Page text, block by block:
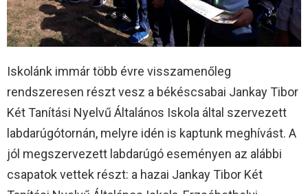
Iskolánk immár több évre visszamenőleg
rendszeresen részt vesz a békéscsabai Jankay Tibor
Két Tanítási Nyelvű Általános Iskola által szervezett
labdarúgótornán, melyre idén is kaptunk meghívást. A
jól megszervezett labdarúgó eseményen az alábbi
csapatok vettek részt: a hazai Jankay Tibor Két